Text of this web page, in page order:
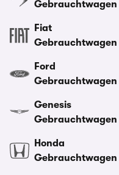
Gebrauchtwagen
Fiat
Gebrauchtwagen
Ford
Gebrauchtwagen
Genesis
Gebrauchtwagen
Honda
Gebrauchtwagen